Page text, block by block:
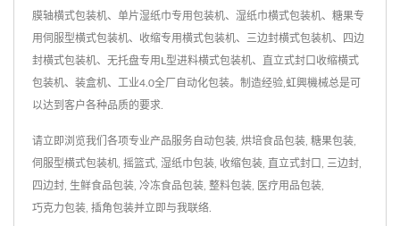
膜轴横式包装机、单片湿纸巾专用包装机、湿纸巾横式包装机、糖果专
用伺服型横式包装机、收缩专用横式包装机、三边封横式包装机、四边
封横式包装机、无托盘专用L型进料横式包装机、直立式封口收缩横式
包装机、装盒机、工业4.0全厂自动化包装。制造经验,虹興機械总是可
以达到客户各种品质的要求.
请立即浏览我们各项专业产品服务 自动包装 烘培食品包装 糖果包装
伺服型横式包装机 摇篮式 湿纸巾包装 收缩包装 直立式封口 三边封
四边封 生鲜食品包装 冷冻食品包装 整料包装 医疗用品包装
巧克力包装 插角包装并立即与我联络